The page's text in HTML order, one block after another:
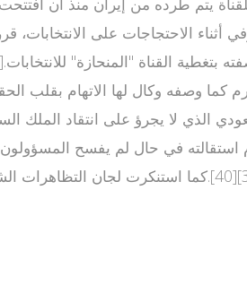
الذي لا يجرؤ على انتقاد
استقالته في حال لم يفسح